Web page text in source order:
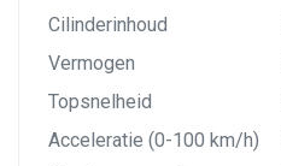
Cilinderinhoud
Vermogen
Topsnelheid
Acceleratie (0-100 km/h)